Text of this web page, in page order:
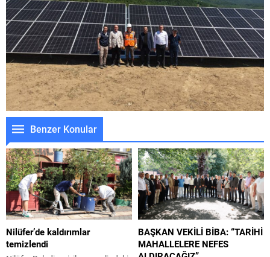
Benzer Konular
Nilüfer’de kaldırımlar
temizlendi
BAŞKAN VEKİLİ BİBA: “TARİHİ
MAHALLELERE NEFES